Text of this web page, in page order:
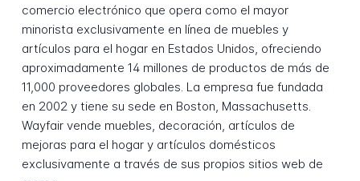
comercio electrónico que opera como el mayor
minorista exclusivamente en línea de muebles y
artículos para el hogar en Estados Unidos, ofreciendo
aproximadamente 14 millones de productos de más de
11,000 proveedores globales. La empresa fue fundada
en 2002 y tiene su sede en Boston, Massachusetts.
Wayfair vende muebles, decoración, artículos de
mejoras para el hogar y artículos domésticos
exclusivamente a través de sus propios sitios web de